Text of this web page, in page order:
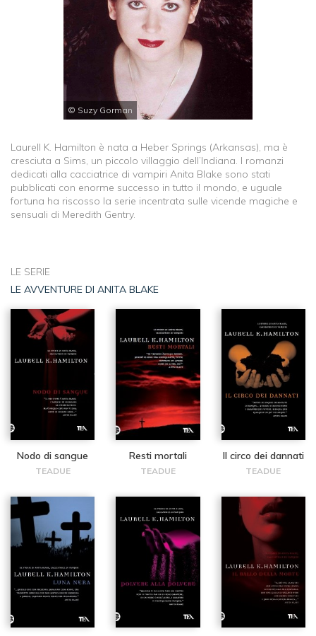
© Suzy Gorman
Laurell K. Hamilton è nata a Heber Springs (Arkansas), ma è
cresciuta a Sims, un piccolo villaggio dell’Indiana. I romanzi
dedicati alla cacciatrice di vampiri Anita Blake sono stati
pubblicati con enorme successo in tutto il mondo, e uguale
fortuna ha riscosso la serie incentrata sulle vicende magiche e
sensuali di Meredith Gentry.
LE SERIE
LE AVVENTURE DI ANITA BLAKE
Nodo di sangue
TEADUE
Resti mortali
TEADUE
Il circo dei dannati
TEADUE